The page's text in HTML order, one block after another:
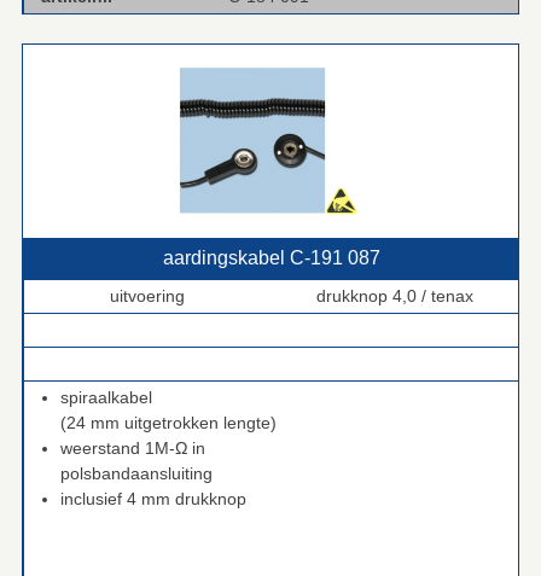
aardingskabel C‑191 087
uitvoering
drukknop 4,0 / tenax
spiraalkabel
(24 mm uitgetrokken lengte)
weerstand 1M-Ω in
polsbandaansluiting
inclusief 4 mm drukknop